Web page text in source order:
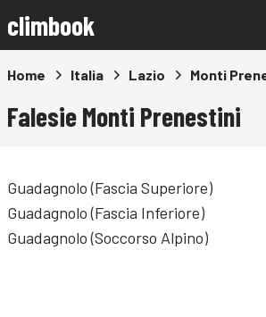
climbook
Home Italia Lazio Monti
Falesie Monti Prenestini
Guadagnolo (Fascia Superiore)
Guadagnolo (Fascia Inferiore)
Guadagnolo (Soccorso Alpino)